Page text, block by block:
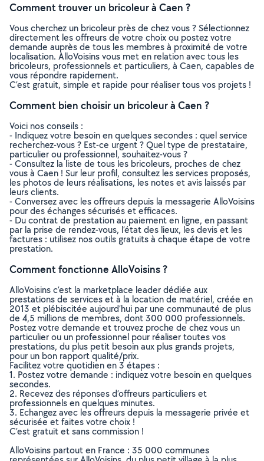
Comment trouver un bricoleur à Caen ?
Vous cherchez un bricoleur près de chez vous ? Sélectionnez
directement les offreurs de votre choix ou postez votre
demande auprès de tous les membres à proximité de votre
localisation. AlloVoisins vous met en relation avec tous les
bricoleurs, professionnels et particuliers, à Caen, capables de
vous répondre rapidement.
C’est gratuit, simple et rapide pour réaliser tous vos projets !
Comment bien choisir un bricoleur à Caen ?
Voici nos conseils :
- Indiquez votre besoin en quelques secondes : quel service
recherchez-vous ? Est-ce urgent ? Quel type de prestataire,
particulier ou professionnel, souhaitez-vous ?
- Consultez la liste de tous les bricoleurs, proches de chez
vous à Caen ! Sur leur profil, consultez les services proposés,
les photos de leurs réalisations, les notes et avis laissés par
leurs clients.
- Conversez avec les offreurs depuis la messagerie AlloVoisins
pour des échanges sécurisés et efficaces.
- Du contrat de prestation au paiement en ligne, en passant
par la prise de rendez-vous, l’état des lieux, les devis et les
factures : utilisez nos outils gratuits à chaque étape de votre
prestation.
Comment fonctionne AlloVoisins ?
AlloVoisins c’est la marketplace leader dédiée aux
prestations de services et à la location de matériel, créée en
2013 et plébiscitée aujourd’hui par une communauté de plus
de 4,5 millions de membres, dont 300 000 professionnels.
Postez votre demande et trouvez proche de chez vous un
particulier ou un professionnel pour réaliser toutes vos
prestations, du plus petit besoin aux plus grands projets,
pour un bon rapport qualité/prix.
Facilitez votre quotidien en 3 étapes :
1. Postez votre demande : indiquez votre besoin en quelques
secondes.
2. Recevez des réponses d’offreurs particuliers et
professionnels en quelques minutes.
3. Echangez avec les offreurs depuis la messagerie privée et
sécurisée et faites votre choix !
C’est gratuit et sans commission !
AlloVoisins partout en France : 35 000 communes